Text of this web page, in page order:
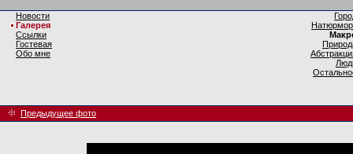
Новости
Галерея
Ссылки
Гостевая
Обо мне
Предыдущее фото